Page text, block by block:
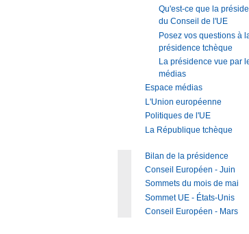
Qu'est-ce que la
du Conseil de l'UE
Posez vos questions à
présidence tchèque
La présidence vue par
médias
Espace médias
L'Union européenne
Politiques de l'UE
La République tchèque
Bilan de la présidence
Conseil Européen - Juin
Sommets du mois de mai
Sommet UE - États-Unis
Conseil Européen - Mars